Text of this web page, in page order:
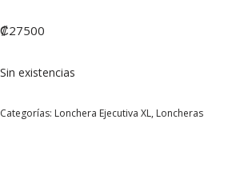
₡27500
Sin existencias
Categorías: Lonchera Ejecutiva XL, Loncheras